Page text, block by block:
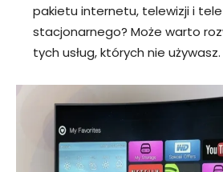
pakietu internetu, telewizji i
stacjonarnego? Może warto
tych usług, których nie używasz.